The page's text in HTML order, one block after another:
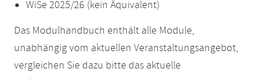
WiSe 2025/26 (kein Äquivalent)
Das Modulhandbuch enthält alle Module,
unabhängig vom aktuellen Veranstaltungsangebot,
vergleichen Sie dazu bitte das aktuelle